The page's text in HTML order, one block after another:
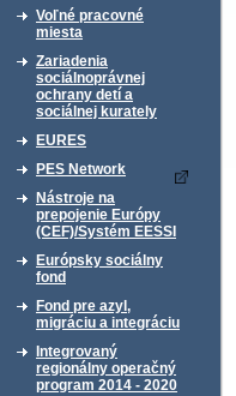
Voľné pracovné
miesta
Zariadenia
sociálnoprávnej
ochrany detí a
sociálnej kurately
EURES
PES Network
Nástroje na
prepojenie Európy
(CEF)/Systém EESSI
Európsky sociálny
fond
Fond pre azyl,
migráciu a integráciu
Integrovaný
regionálny operačný
program 2014 - 2020